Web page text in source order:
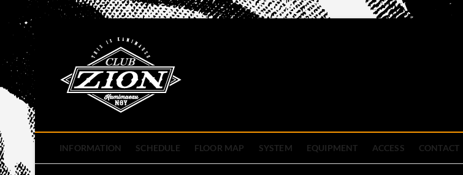
content
INFORMATION SCHEDULE FLOOR MAP SYSTEM EQUIPMENT ACCESS CONTACT